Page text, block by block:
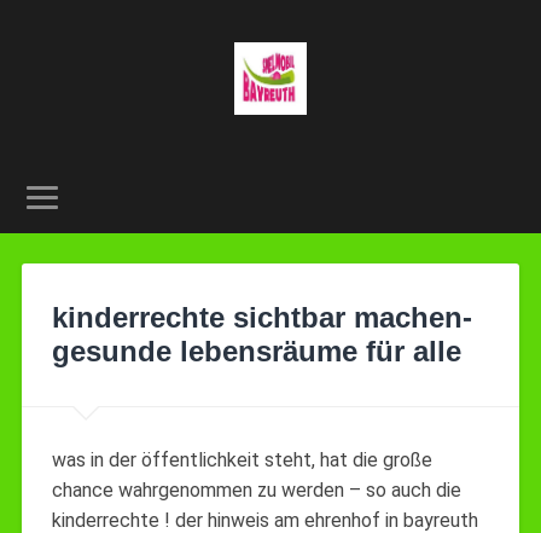
kinderrechte sichtbar machen-
gesunde lebensräume für alle
was in der öffentlichkeit steht, hat die große
chance wahrgenommen zu werden – so auch die
kinderrechte ! der hinweis am ehrenhof in bayreuth